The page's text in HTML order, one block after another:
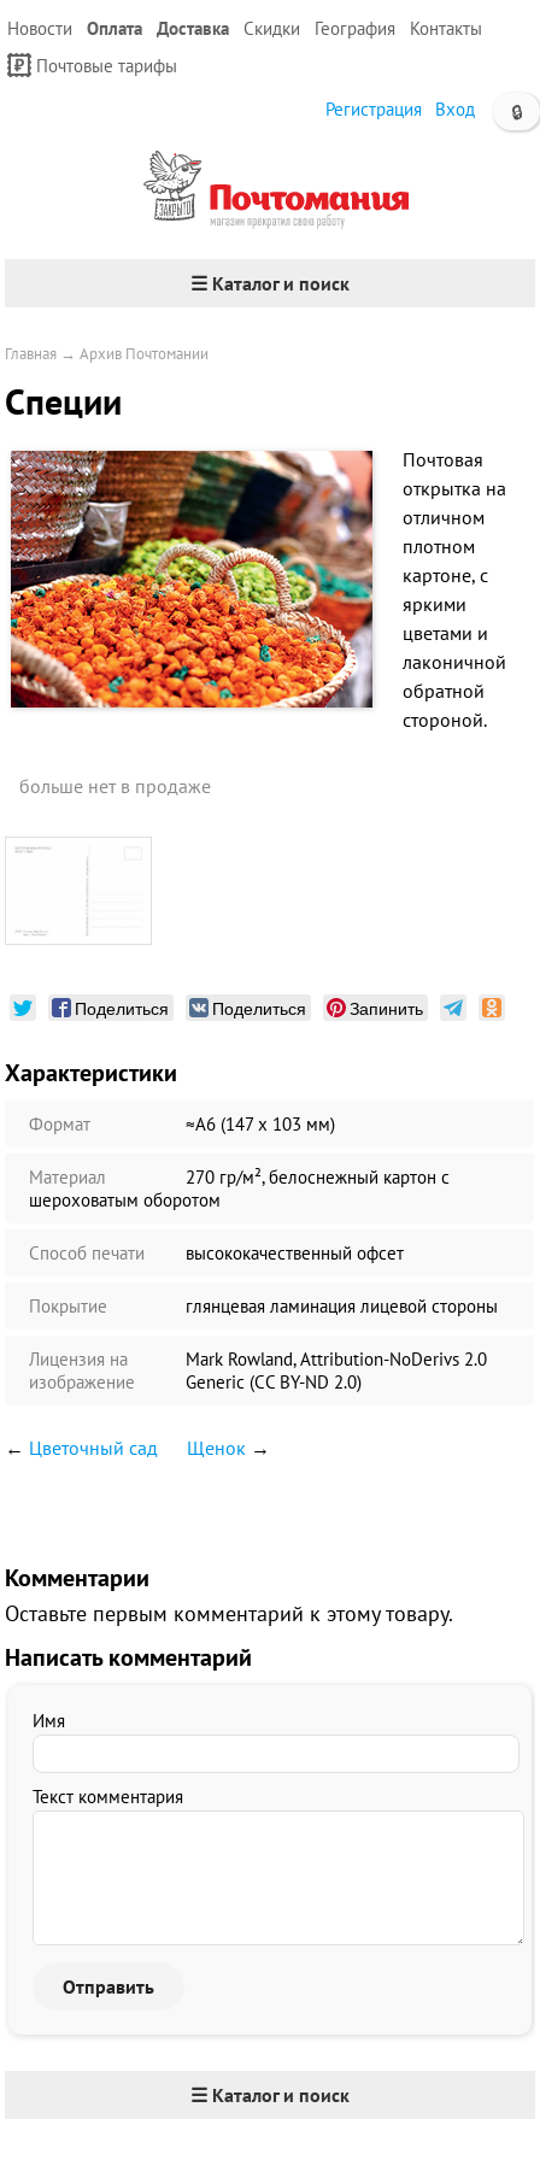
Новости Оплата Доставка Скидки География
Контакты
Почтовые тарифы
🔒
Регистрация Вход
☰ Каталог и поиск
Главная →Архив Почтомании
Специи
Почтовая
открытка на
отличном
плотном
картоне, с
яркими
цветами и
лаконичной
обратной
стороной.
больше нет в продаже
Поделиться Поделиться Запинить
Характеристики
Формат ≈А6 (147 х 103 мм)
Материал
270 гр/м², белоснежный картон с
шероховатым оборотом
Способ печати высококачественный офсет
Покрытие глянцевая ламинация лицевой стороны
Лицензия на
изображение
Mark Rowland, Attribution-NoDerivs 2.0
Generic (CC BY-ND 2.0)
← Цветочный сад Щенок →
Комментарии
Оставьте первым комментарий к этому товару.
Написать комментарий
Имя
Текст комментария
☰ Каталог и поиск